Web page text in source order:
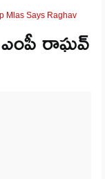
Mlas Says Raghav
ఎంపీ రాఘవ్